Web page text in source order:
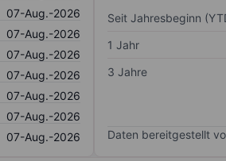
07-Aug.-2026
07-Aug.-2026
07-Aug.-2026
07-Aug.-2026
07-Aug.-2026
07-Aug.-2026
07-Aug.-2026
Seit Jahresbeginn
1 Jahr
3 Jahre
Daten bereitgestellt